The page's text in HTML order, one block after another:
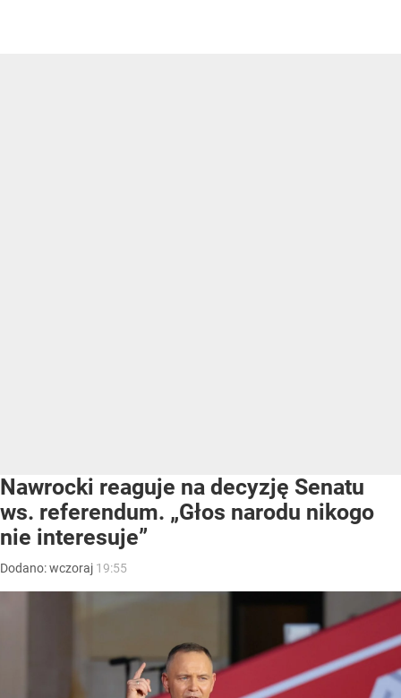
Nawrocki reaguje na decyzję Senatu
ws. referendum. „Głos narodu nikogo
nie interesuje”
Dodano:wczoraj 19:55